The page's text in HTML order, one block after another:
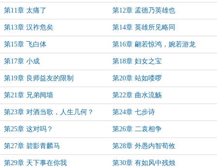
第11章 太痛了 第12章 孟德乃英雄也
第13章 汉祚危矣 第14章 英雄所见略同
第15章 飞白体 第16章 翩若惊鸿，婉若游龙
第17章 小成 第18章 妇女之宝
第19章 良师益友的限制 第20章 站如喽啰
第21章 兄弟阋墙 第22章 曲水流觞
第23章 对酒当歌，人生几何？ 第24章 七步诗
第25章 这对吗？ 第26章 二袁相争
第27章 碧影青麟马 第28章 外愚内智荀攸
第29章 天下事在你我 第30章 有如风中残烛